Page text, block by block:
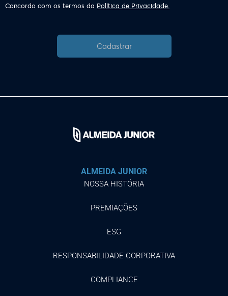
Concordo com os termos da Política de Privacidade.
Cadastrar
ALMEIDA JUNIOR
NOSSA HISTÓRIA
PREMIAÇÕES
ESG
RESPONSABILIDADE CORPORATIVA
COMPLIANCE